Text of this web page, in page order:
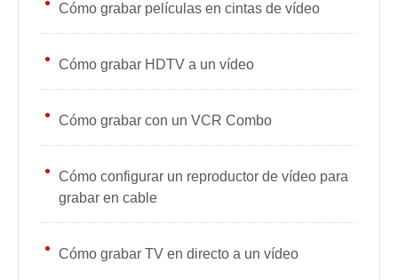
Cómo grabar películas en cintas de vídeo
Cómo grabar HDTV a un vídeo
Cómo grabar con un VCR Combo
Cómo configurar un reproductor de vídeo para
grabar en cable
Cómo grabar TV en directo a un vídeo